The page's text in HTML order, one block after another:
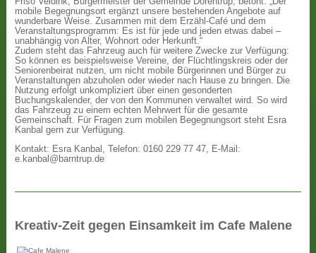
mobile Begegnungsort ergänzt unsere bestehenden Angebote auf
wunderbare Weise. Zusammen mit dem Erzähl-Café und dem
Veranstaltungsprogramm: Es ist für jede und jeden etwas dabei –
unabhängig von Alter, Wohnort oder Herkunft.“
Zudem steht das Fahrzeug auch für weitere Zwecke zur Verfügung:
So können es beispielsweise Vereine, der Flüchtlingskreis oder der
Seniorenbeirat nutzen, um nicht mobile Bürgerinnen und Bürger zu
Veranstaltungen abzuholen oder wieder nach Hause zu bringen. Die
Nutzung erfolgt unkompliziert über einen gesonderten
Buchungskalender, der von den Kommunen verwaltet wird. So wird
das Fahrzeug zu einem echten Mehrwert für die gesamte
Gemeinschaft. Für Fragen zum mobilen Begegnungsort steht Esra
Kanbal gern zur Verfügung.
Kontakt: Esra Kanbal, Telefon: 0160 229 77 47, E-Mail:
e.kanbal@barntrup.de
Kreativ-Zeit gegen Einsamkeit im Cafe Malene